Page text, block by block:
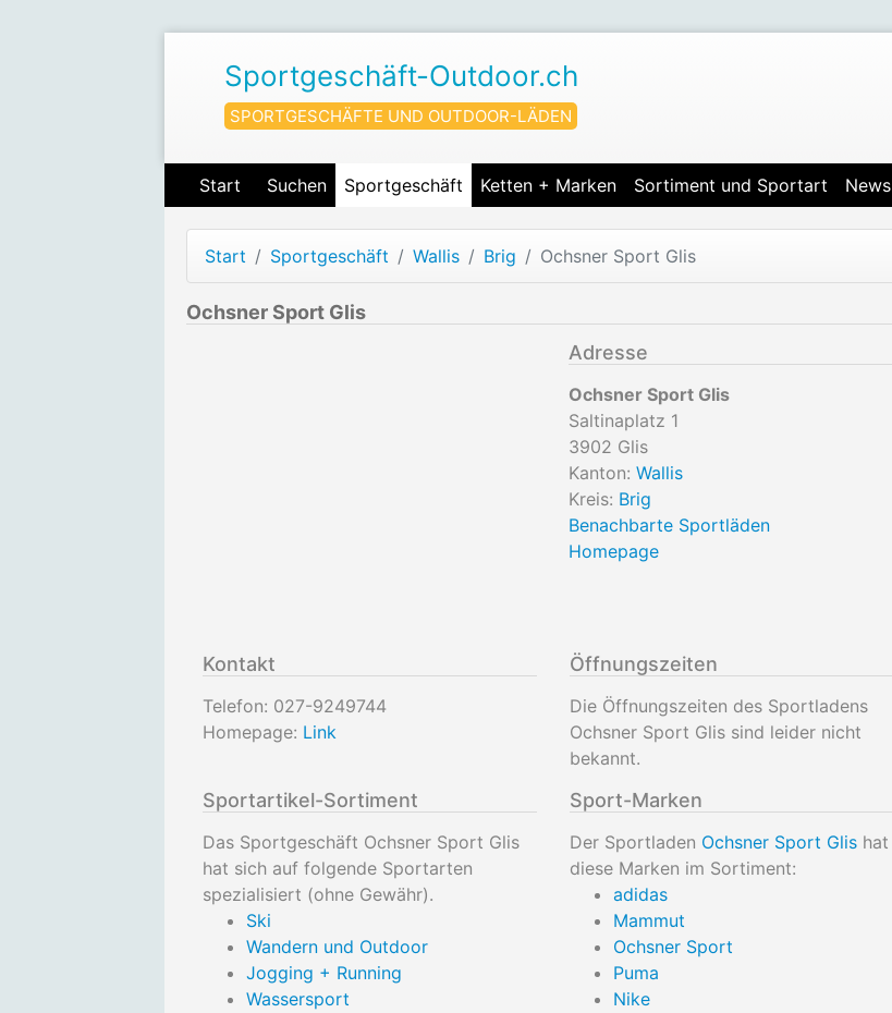
Sportgeschäft-Outdoor.ch
SPORTGESCHÄFTE UND OUTDOOR-LÄDEN
Start Suchen Sportgeschäft Ketten + Marken Sortiment und Sportart News
Start Sportgeschäft Wallis Brig Ochsner Sport Glis
Ochsner Sport Glis
Adresse
Ochsner Sport Glis
Saltinaplatz 1
3902 Glis
Kanton: Wallis
Kreis: Brig
Benachbarte Sportläden
Homepage
Kontakt
Telefon: 027-9249744
Homepage: Link
Öffnungszeiten
Die Öffnungszeiten des Sportladens
Ochsner Sport Glis sind leider nicht
bekannt.
Sportartikel-Sortiment
Das Sportgeschäft Ochsner Sport Glis
hat sich auf folgende Sportarten
spezialisiert (ohne Gewähr).
Ski
Wandern und Outdoor
Jogging + Running
Wassersport
Sport-Marken
Der Sportladen Ochsner Sport Glishat
diese Marken im Sortiment:
adidas
Mammut
Ochsner Sport
Puma
Nike